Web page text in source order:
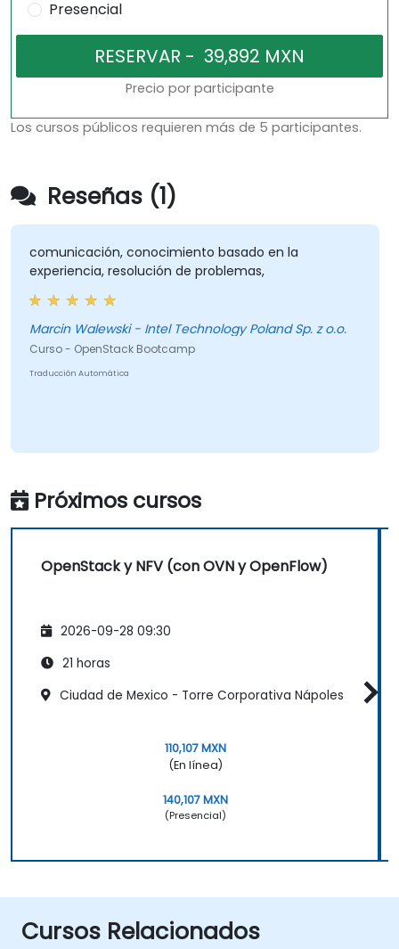
Presencial
Precio por participante
Los cursos públicos requieren más de 5 participantes.
Reseñas (1)
comunicación, conocimiento basado en la
experiencia, resolución de problemas,
Marcin Walewski - Intel Technology Poland Sp. z o.o.
Curso - OpenStack Bootcamp
Traducción Automática
Próximos cursos
OpenStack y NFV (con OVN y OpenFlow)
2026-09-28 09:30
21 horas
Ciudad de Mexico - Torre Corporativa Nápoles
110,107 MXN
(En línea)
140,107 MXN
(Presencial)
Cursos Relacionados